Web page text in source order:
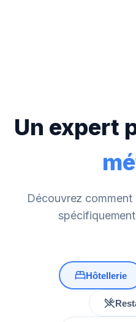
Un expert
Découvrez
Hôtellerie